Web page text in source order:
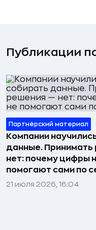
Публикации
Партнёрский материал
Компании
данные.
нет: почему цифры
помогают сами по
21 июля 2026, 16:04